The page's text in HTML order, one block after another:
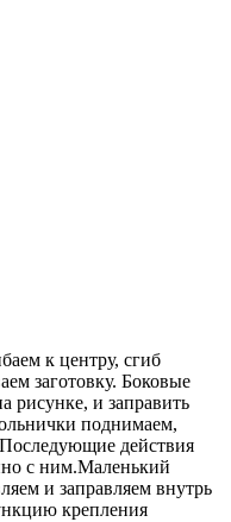
к центру, сгиб
заготовку. Боковые
рисунке, и заправить
поднимаем,
действия
с ним.Маленький
и заправляем внутрь
крепления